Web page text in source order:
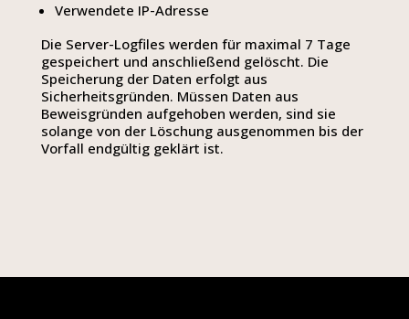
Verwendete IP-Adresse
Die Server-Logfiles werden für maximal 7 Tage
gespeichert und anschließend gelöscht. Die
Speicherung der Daten erfolgt aus
Sicherheitsgründen. Müssen Daten aus
Beweisgründen aufgehoben werden, sind sie
solange von der Löschung ausgenommen bis der
Vorfall endgültig geklärt ist.